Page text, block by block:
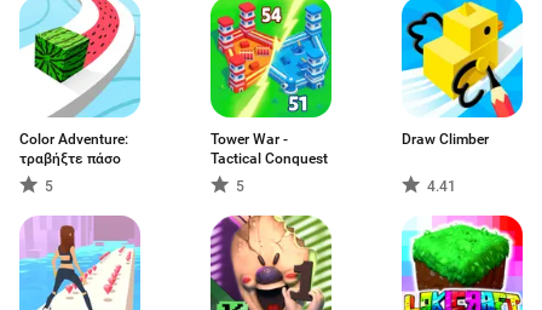
Color Adventure:
τραβήξτε πάσο
5
Tower War -
Tactical Conquest
5
Draw Climber
4.41